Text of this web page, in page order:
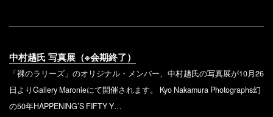
中村趫氏 写真展（※会期終了）
「裸のラリーズ」のオリジナル・メンバー、中村趫氏の写真展が10月26
日よりGallery Maronieにて開催されます。 Kyo Nakamura Photographs幻
の50年HAPPENING’S FIFTY Y…